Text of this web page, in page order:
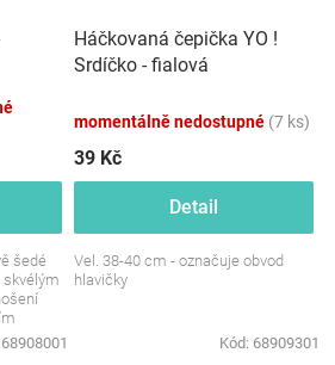
šedé
68908001
Háčkovaná čepička YO !
Srdíčko - fialová
momentálně nedostupné (7 ks)
39 Kč
Detail
Vel. 38-40 cm - označuje obvod
hlavičky
Kód: 68909301